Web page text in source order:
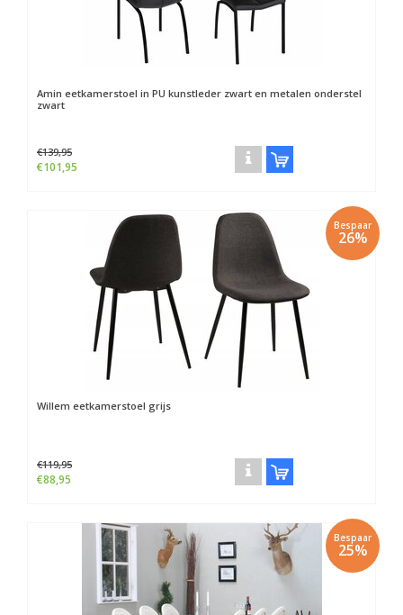
Amin eetkamerstoel in PU kunstleder zwart en metalen onderstel
zwart
€139,95
€101,95
Bespaar
26%
Willem eetkamerstoel grijs
€119,95
€88,95
Bespaar
25%